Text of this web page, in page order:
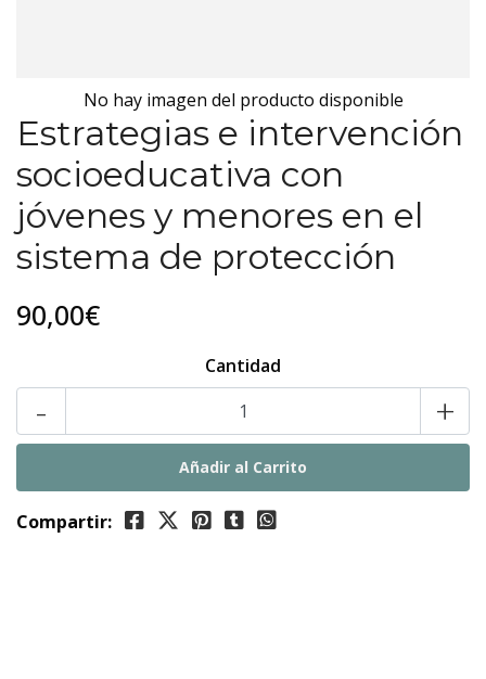
No hay imagen del producto disponible
Estrategias e intervención
socioeducativa con
jóvenes y menores en el
sistema de protección
90,00€
Cantidad
- +
Compartir: